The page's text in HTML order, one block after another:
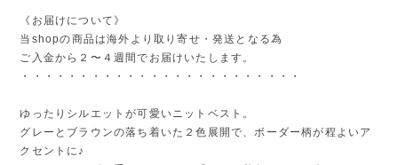
《お届けについて》
当shopの商品は海外より取り寄せ・発送となる為
ご入金から２〜４週間でお届けいたします。
・・・・・・・・・・・・・・・・・・・・・・・・
ゆったりシルエットが可愛いニットベスト。
グレーとブラウンの落ち着いた２色展開で、ボーダー柄が程よいア
クセントに♪